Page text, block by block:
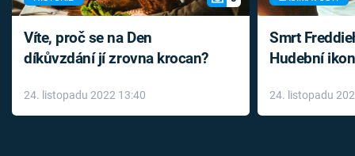
Víte, proč se na Den
díkůvzdání jí zrovna krocan?
24. listopadu 2022 13:40
Smrt
Hudební
léky
24. listopadu